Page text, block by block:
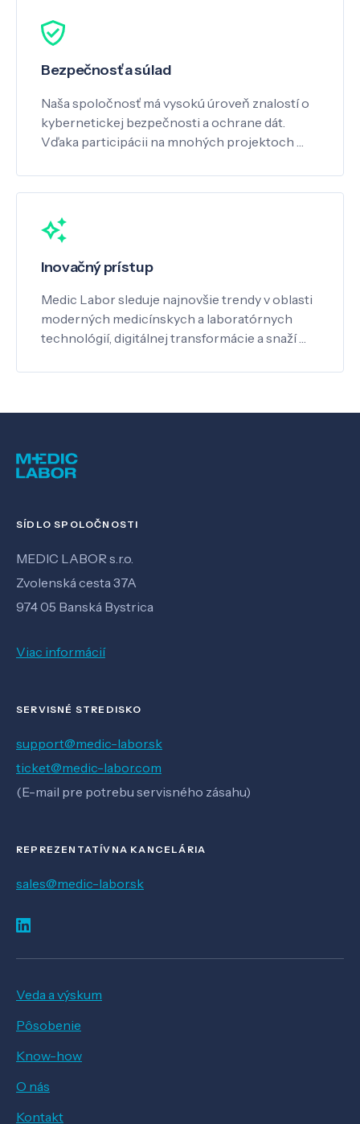
Bezpečnosť a súlad
Naša spoločnosť má vysokú úroveň znalostí o
kybernetickej bezpečnosti a ochrane dát.
Vďaka participácii na mnohých projektoch …
Inovačný prístup
Medic Labor sleduje najnovšie trendy v oblasti
moderných medicínskych a laboratórnych
technológií, digitálnej transformácie a snaží …
SÍDLO SPOLOČNOSTI
MEDIC LABOR s.r.o.
Zvolenská cesta 37A
974 05 Banská Bystrica
Viac informácií
SERVISNÉ STREDISKO
support@medic-labor.sk
ticket@medic-labor.com
(E-mail pre potrebu servisného zásahu)
REPREZENTATÍVNA KANCELÁRIA
sales@medic-labor.sk
Veda a výskum
Pôsobenie
Know-how
O nás
Kontakt